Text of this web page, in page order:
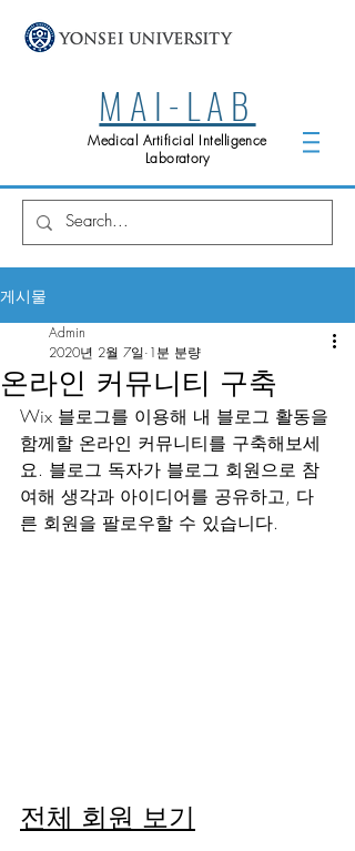
Medical Artificial Intelligence
Laboratory
MAI-LAB
게시물
온라인 커뮤니티 구축
Admin
2020년 2월 7일 1분 분량
Wix 블로그를 이용해 내 블로그 활동을
함께할 온라인 커뮤니티를 구축해보세
요. 블로그 독자가 블로그 회원으로 참
여해 생각과 아이디어를 공유하고, 다
른 회원을 팔로우할 수 있습니다.
전체 회원 보기